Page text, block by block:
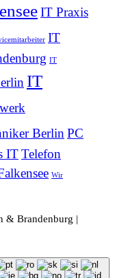
IT Praxis
IT
IT
IT
Berlin PC
ITTelefon
Wir
& Brandenburg |